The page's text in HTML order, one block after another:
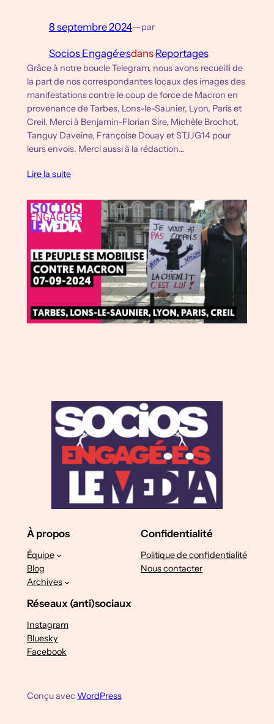
8 septembre 2024—par
Socios Engagé·e·sdans Reportages
Grâce à notre boucle Telegram, nous avons recueilli de
la part de nos correspondant·e·s locaux des images des
manifestations contre le coup de force de Macron en
provenance de Tarbes, Lons-le-Saunier, Lyon, Paris et
Creil. Merci à Benjamin-Florian Sire, Michèle Brochot,
Tanguy Daveine, Françoise Douay et STJJG14 pour
leurs envois. Merci aussi à la rédaction…
Lire la suite
À propos
Équipe
Blog
Archives
Confidentialité
Politique de confidentialité
Nous contacter
Réseaux (anti)sociaux
Instagram
Bluesky
Facebook
Conçu avec WordPress